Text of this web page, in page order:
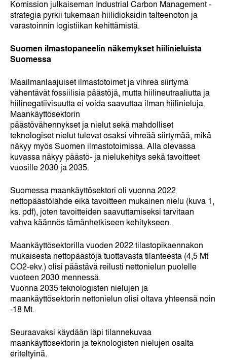
Komission julkaiseman Industrial Carbon Management -
strategia pyrkii tukemaan hiilidioksidin talteenoton ja
varastoinnin logistiikan kehittämistä.
Suomen ilmastopaneelin näkemykset hiilinieluista
Suomessa
Maailmanlaajuiset ilmastotoimet ja vihreä siirtymä
vähentävät fossiilisia päästöjä, mutta hiilineutraaliutta ja
hiilinegatiivisuutta ei voida saavuttaa ilman hiilinieluja.
Maankäyttösektorin
päästövähennykset ja nielut sekä mahdolliset
teknologiset nielut tulevat osaksi vihreää siirtymää, mikä
näkyy myös Suomen ilmastotoimissa. Alla olevassa
kuvassa näkyy päästö- ja nielukehitys sekä tavoitteet
vuosille 2030 ja 2035.
Suomessa maankäyttösektori oli vuonna 2022
nettopäästölähde eikä tavoitteen mukainen nielu (kuva 1,
ks. pdf), joten tavoitteiden saavuttamiseksi tarvitaan
vahva käännös tämänhetkiseen kehitykseen.
Maankäyttösektorilla vuoden 2022 tilastopikaennakon
mukaisesta nettopäästöjä tuottavasta tilanteesta (4,5 Mt
CO2-ekv.) olisi päästävä reilusti nettonielun puolelle
vuoteen 2030 mennessä.
Vuonna 2035 teknologisten nielujen ja
maankäyttösektorin nettonielun olisi oltava yhteensä noin
-18 Mt.
Seuraavaksi käydään läpi tilannekuvaa
maankäyttösektorin ja teknologisten nielujen osalta
eriteltyinä.